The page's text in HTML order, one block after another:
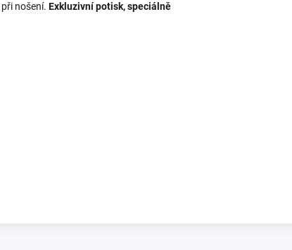
při nošení. Exkluzivní potisk, speciálně